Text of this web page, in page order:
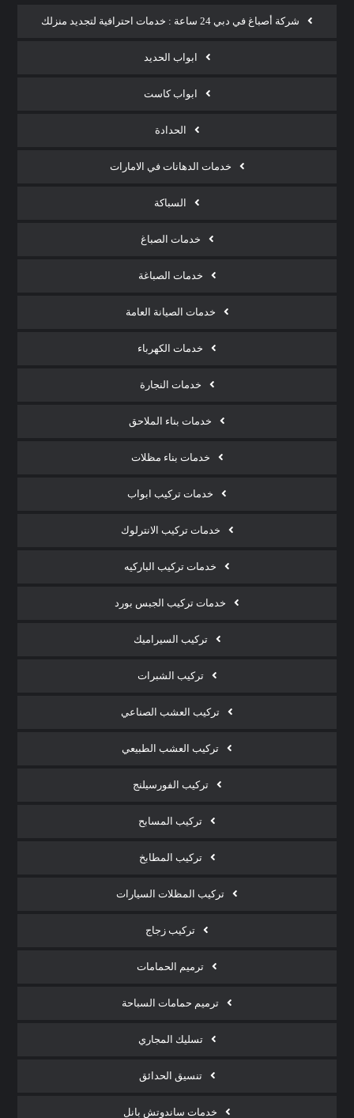
شركة أصباغ في دبي 24 ساعة : خدمات احترافية لتجديد منزلك
ابواب الحديد
ابواب كاست
الحدادة
خدمات الدهانات في الامارات
السباكة
خدمات الصباغ
خدمات الصباغة
خدمات الصيانة العامة
خدمات الكهرباء
خدمات النجارة
خدمات بناء الملاحق
خدمات بناء مظلات
خدمات تركيب ابواب
خدمات تركيب الانترلوك
خدمات تركيب الباركيه
خدمات تركيب الجبس بورد
تركيب السيراميك
تركيب الشبرات
تركيب العشب الصناعي
تركيب العشب الطبيعي
تركيب الفورسيلنج
تركيب المسابح
تركيب المطابخ
تركيب المظلات السيارات
تركيب زجاج
ترميم الحمامات
ترميم حمامات السباحة
تسليك المجاري
تنسيق الحدائق
خدمات ساندوتش بانل